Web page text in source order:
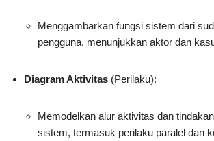
Menggambarkan fungsi sistem dari
pengguna, menunjukkan aktor dan
Diagram Aktivitas (Perilaku):
Memodelkan alur aktivitas dan
sistem, termasuk perilaku paralel dan